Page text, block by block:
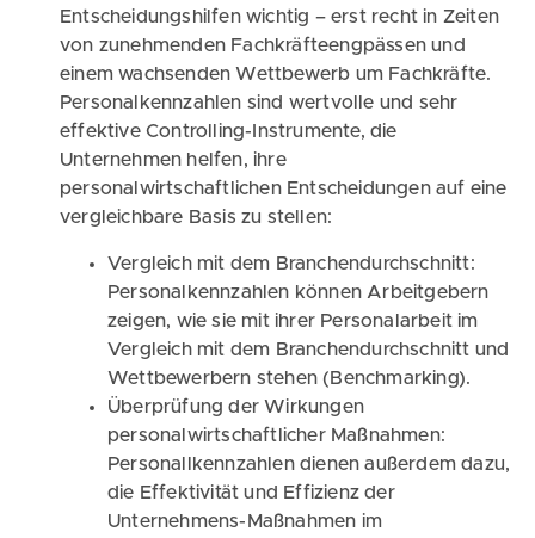
Entscheidungshilfen wichtig – erst recht in Zeiten
von zunehmenden Fachkräfteengpässen und
einem wachsenden Wettbewerb um Fachkräfte.
Personalkennzahlen sind wertvolle und sehr
effektive Controlling-Instrumente, die
Unternehmen helfen, ihre
personalwirtschaftlichen Entscheidungen auf eine
vergleichbare Basis zu stellen:
Vergleich mit dem Branchendurchschnitt:
Personalkennzahlen können Arbeitgebern
zeigen, wie sie mit ihrer Personalarbeit im
Vergleich mit dem Branchendurchschnitt und
Wettbewerbern stehen (Benchmarking).
Überprüfung der Wirkungen
personalwirtschaftlicher Maßnahmen:
Personallkennzahlen dienen außerdem dazu,
die Effektivität und Effizienz der
Unternehmens-Maßnahmen im